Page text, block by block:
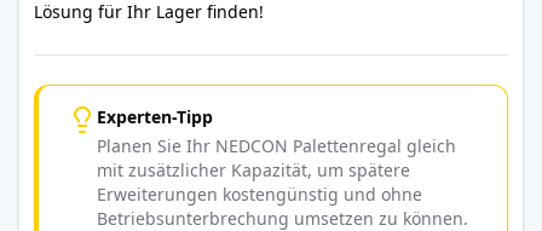
Lösung für Ihr Lager finden!
Experten-Tipp
Planen Sie Ihr NEDCON Palettenregal gleich
mit zusätzlicher Kapazität, um spätere
Erweiterungen kostengünstig und ohne
Betriebsunterbrechung umsetzen zu können.